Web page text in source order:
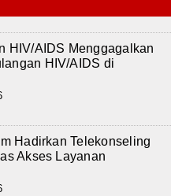
HIV/AIDS Menggagalkan
HIV/AIDS di
Hadirkan Telekonseling
Akses Layanan